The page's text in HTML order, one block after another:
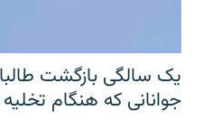
یک سالگی بازگشت
جوانانی که هنگام تخلیه